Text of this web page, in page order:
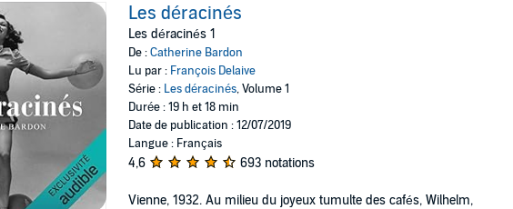
Les déracinés
Les déracinés 1
De :Catherine Bardon
Lu par : François Delaive
Série : Les déracinés, Volume 1
Durée : 19 h et 18 min
Date de publication : 12/07/2019
Langue : Français
4,6 693 notations
Vienne, 1932. Au milieu du joyeux tumulte des cafés, Wilhelm,